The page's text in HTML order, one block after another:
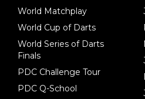
World Matchplay
World Cup of Darts
World Series of Darts
Finals
PDC Challenge Tour
PDC Q-School